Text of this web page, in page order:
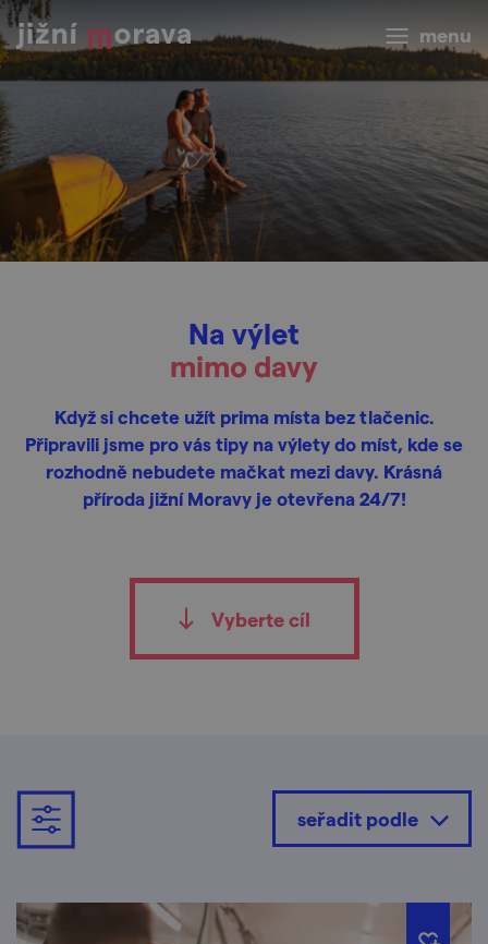
menu
Na výlet
mimo davy
Když si chcete užít prima místa bez tlačenic.
Připravili jsme pro vás tipy na výlety do míst, kde se
rozhodně nebudete mačkat mezi davy. Krásná
příroda jižní Moravy je otevřena 24/7!
Vyberte cíl
seřadit podle